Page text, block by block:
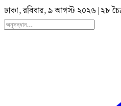
ঢাকা, রবিবার, ৯ আগস্ট ২০২৬|২৮